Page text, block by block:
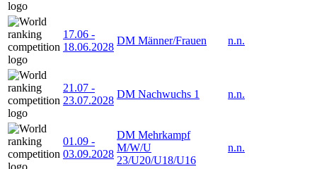
17.06 -
18.06.2028
DM Männer/Frauen n.n.
21.07 -
23.07.2028
DM Nachwuchs 1 n.n.
01.09 -
03.09.2028
DM Mehrkampf
M/W/U
23/U20/U18/U16
n.n.